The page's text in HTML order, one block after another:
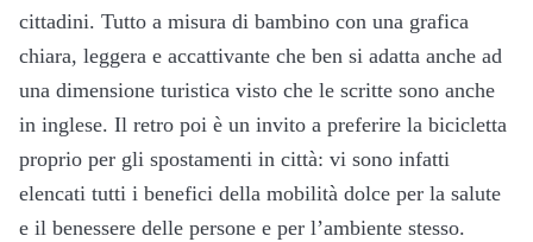
cittadini. Tutto a misura di bambino con una grafica
chiara, leggera e accattivante che ben si adatta anche ad
una dimensione turistica visto che le scritte sono anche
in inglese. Il retro poi è un invito a preferire la bicicletta
proprio per gli spostamenti in città: vi sono infatti
elencati tutti i benefici della mobilità dolce per la salute
e il benessere delle persone e per l’ambiente stesso.